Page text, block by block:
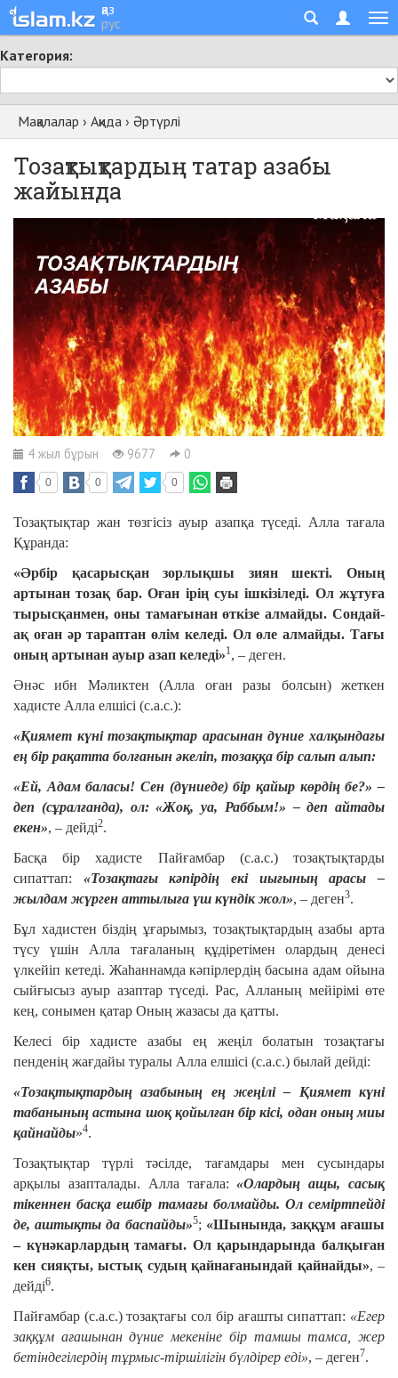
қаз
рус
Категория:
Мақалалар › Ақида › Әртүрлі
Тозақтықтардың татар азабы
жайында
4 жыл бұрын 9677 0
0 0 0
Тозақтықтар жан төзгісіз ауыр азапқа түседі. Алла тағала
Құранда:
«Әрбір қасарысқан зорлықшы зиян шекті. Оның
артынан тозақ бар. Оған ірің суы ішкізіледі. Ол жұтуға
тырысқанмен, оны тамағынан өткізе алмайды. Сондай-
ақ оған әр тараптан өлім келеді. Ол өле алмайды. Тағы
оның артынан ауыр азап келеді»1, – деген.
Әнәс ибн Мәликтен (Алла оған разы болсын) жеткен
хадисте Алла елшісі (с.а.с.):
«Қиямет күні тозақтықтар арасынан дүние халқындағы
ең бір рақатта болғанын әкеліп, тозаққа бір салып алып:
«Ей, Адам баласы! Сен (дүниеде) бір қайыр көрдің бе?» –
деп (сұралғанда), ол: «Жоқ, уа, Раббым!» – деп айтады
екен», – дейді2.
Басқа бір хадисте Пайғамбар (с.а.с.) тозақтықтарды
сипаттап: «Тозақтағы кәпірдің екі иығының арасы –
жылдам жүрген аттылыға үш күндік жол», – деген3.
Бұл хадистен біздің ұғарымыз, тозақтықтардың азабы арта
түсу үшін Алла тағаланың құдіретімен олардың денесі
үлкейіп кетеді. Жаһаннамда кәпірлердің басына адам ойына
сыйғысыз ауыр азаптар түседі. Рас, Алланың мейірімі өте
кең, сонымен қатар Оның жазасы да қатты.
Келесі бір хадисте азабы ең жеңіл болатын тозақтағы
пенденің жағдайы туралы Алла елшісі (с.а.с.) былай дейді:
«Тозақтықтардың азабының ең жеңілі – Қиямет күні
табанының астына шоқ қойылған бір кісі, одан оның миы
қайнайды»4.
Тозақтықтар түрлі тәсілде, тағамдары мен сусындары
арқылы азапталады. Алла тағала:«Олардың ащы, сасық
тікеннен басқа ешбір тамағы болмайды. Ол семіртпейді
де, аштықты да баспайды»5; «Шынында, заққұм ағашы
– күнәкарлардың тамағы. Ол қарындарында балқыған
кен сияқты, ыстық судың қайнағанындай қайнайды», –
дейді6.
Пайғамбар (с.а.с.) тозақтағы сол бір ағашты сипаттап: «Егер
заққұм ағашынан дүние мекеніне бір тамшы тамса, жер
бетіндегілердің тұрмыс-тіршілігін бүлдірер еді», – деген7.